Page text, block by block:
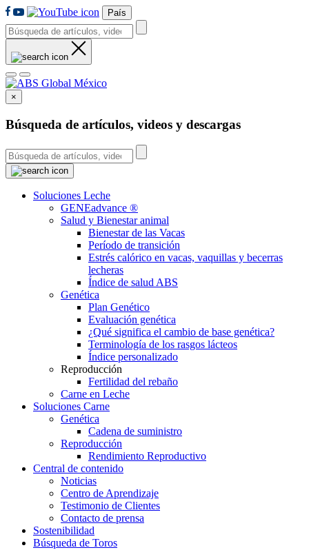
País
×
Búsqueda de artículos, videos y descargas
Soluciones Leche
GENEadvance ®
Salud y Bienestar animal
Bienestar de las Vacas
Período de transición
Estrés calórico en vacas, vaquillas y becerras
lecheras
Índice de salud ABS
Genética
Plan Genético
Evaluación genética
¿Qué significa el cambio de base genética?
Terminología de los rasgos lácteos
Índice personalizado
Reproducción
Fertilidad del rebaño
Carne en Leche
Soluciones Carne
Genética
Cadena de suministro
Reproducción
Rendimiento Reproductivo
Central de contenido
Noticias
Centro de Aprendizaje
Testimonio de Clientes
Contacto de prensa
Sostenibilidad
Búsqueda de Toros